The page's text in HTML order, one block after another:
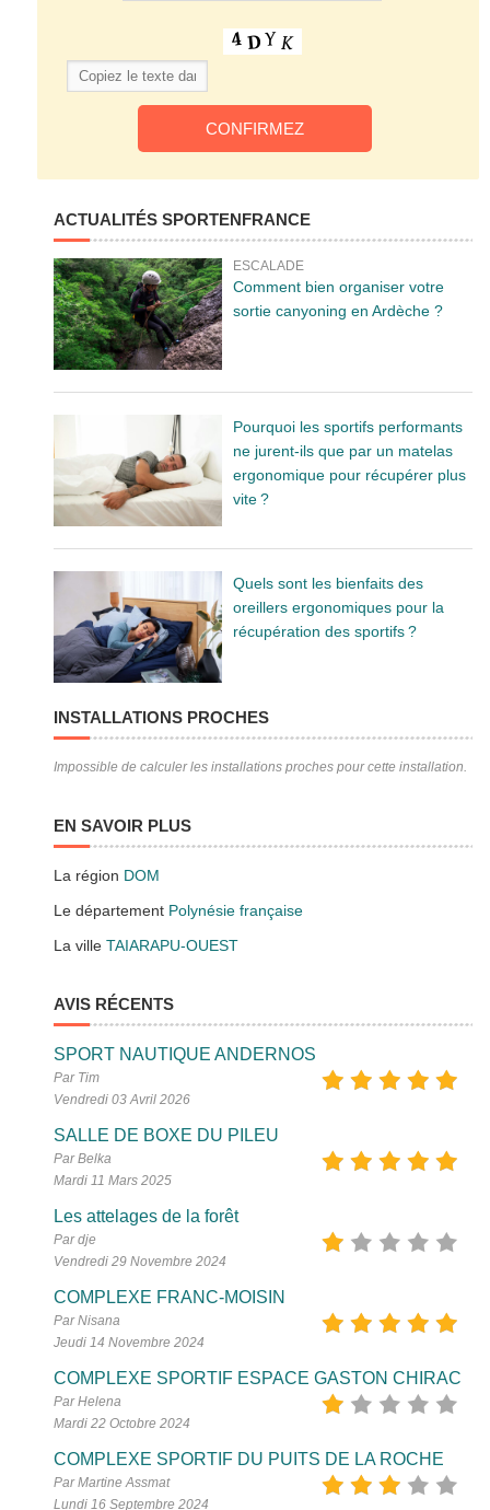
ACTUALITÉS SPORTENFRANCE
ESCALADE
Comment bien organiser votre
sortie canyoning en Ardèche ?
Pourquoi les sportifs performants
ne jurent-ils que par un matelas
ergonomique pour récupérer plus
vite ?
Quels sont les bienfaits des
oreillers ergonomiques pour la
récupération des sportifs ?
INSTALLATIONS PROCHES
Impossible de calculer les installations proches pour cette installation.
EN SAVOIR PLUS
La région DOM
Le département Polynésie française
La villeTAIARAPU-OUEST
AVIS RÉCENTS
SPORT NAUTIQUE ANDERNOS
Par Tim
Vendredi 03 Avril 2026
SALLE DE BOXE DU PILEU
Par Belka
Mardi 11 Mars 2025
Les attelages de la forêt
Par dje
Vendredi 29 Novembre 2024
COMPLEXE FRANC-MOISIN
Par Nisana
Jeudi 14 Novembre 2024
COMPLEXE SPORTIF ESPACE GASTON CHIRAC
Par Helena
Mardi 22 Octobre 2024
COMPLEXE SPORTIF DU PUITS DE LA ROCHE
Par Martine Assmat
Lundi 16 Septembre 2024